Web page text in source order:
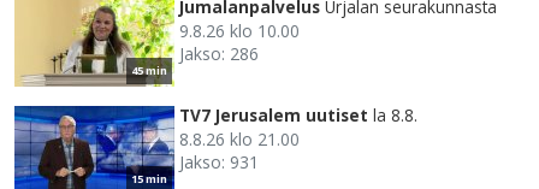
45 min
Jumalanpalvelus Urjalan seurakunnasta
9.8.26 klo 10.00
Jakso: 286
15 min
TV7 Jerusalem uutiset la 8.8.
8.8.26 klo 21.00
Jakso: 931